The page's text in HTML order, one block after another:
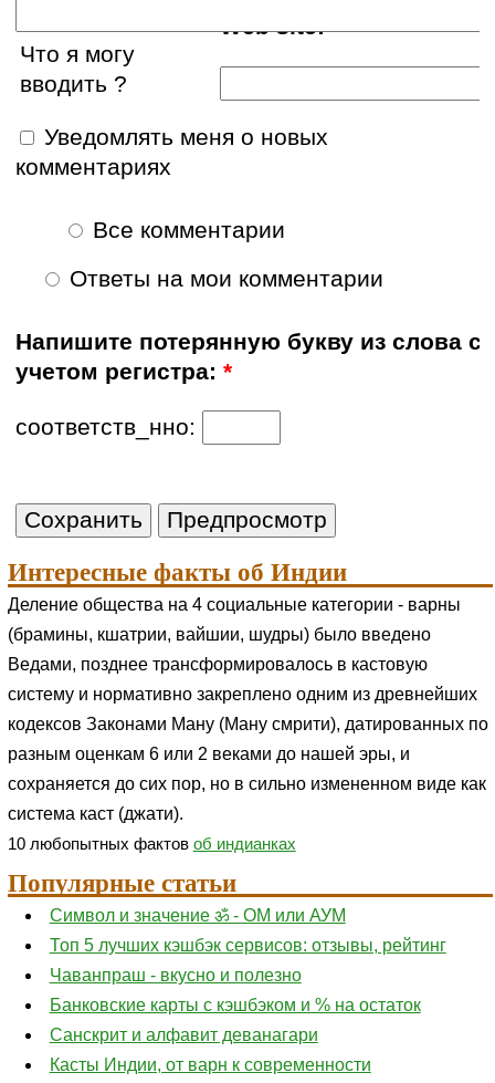
Web site:
Что я могу
вводить ?
Уведомлять меня о новых
комментариях
Все комментарии
Ответы на мои комментарии
Напишите потерянную букву из слова с
учетом регистра:*
соответств_нно:
Интересные факты об Индии
Деление общества на 4 социальные категории - варны
(брамины, кшатрии, вайшии, шудры) было введено
Ведами, позднее трансформировалось в кастовую
систему и нормативно закреплено одним из древнейших
кодексов Законами Ману (Ману смрити), датированных по
разным оценкам 6 или 2 веками до нашей эры, и
сохраняется до сих пор, но в сильно измененном виде как
система каст (джати).
10 любопытных фактов об индианках
Популярные статьи
Символ и значение ॐ - ОМ или АУМ
Топ 5 лучших кэшбэк сервисов: отзывы, рейтинг
Чаванпраш - вкусно и полезно
Банковские карты с кэшбэком и % на остаток
Санскрит и алфавит деванагари
Касты Индии, от варн к современности